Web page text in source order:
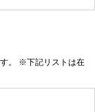
。 ※下記リストは在